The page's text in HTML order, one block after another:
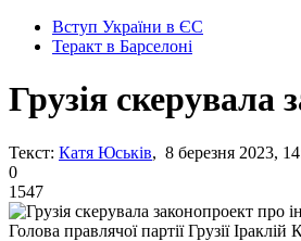
Вступ України в ЄС
Теракт в Барселоні
Грузія скерувала
Текст: Катя Юськів, 8 березня 2023,
0
1547
Голова правлячої партії Грузії Іраклій